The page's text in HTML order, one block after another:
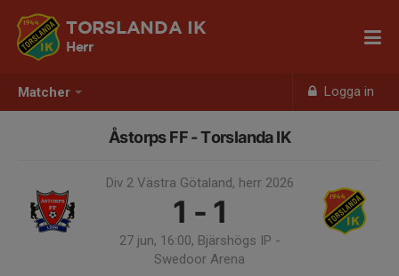
Matcher Logga in
TORSLANDA IK
Herr
Åstorps FF - Torslanda IK
Div 2 Västra Götaland, herr 2026
1 - 1
27 jun, 16:00, Bjärshögs IP -
Swedoor Arena